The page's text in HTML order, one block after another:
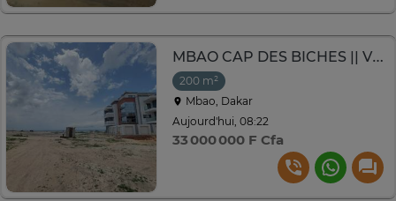
MBAO CAP DES BICHES || VUE MER || TITRE FONCIER INDIVIDUEL
200 m²
Mbao, Dakar
Aujourd'hui, 08:22
33 000 000 F Cfa